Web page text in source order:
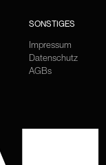
SONSTIGES
Impressum
Datenschutz
AGBs